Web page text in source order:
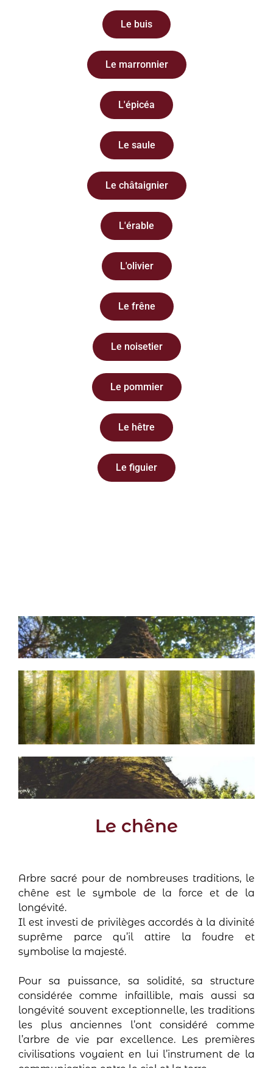
Le buis
Le marronnier
L'épicéa
Le saule
Le châtaignier
L'érable
L'olivier
Le frêne
Le noisetier
Le pommier
Le hêtre
Le figuier
Le chêne
Arbre sacré pour de nombreuses traditions, le
chêne est le symbole de la force et de la
longévité.
Il est investi de privilèges accordés à la divinité
suprême parce qu’il attire la foudre et
symbolise la majesté.
Pour sa puissance, sa solidité, sa structure
considérée comme infaillible, mais aussi sa
longévité souvent exceptionnelle, les traditions
les plus anciennes l’ont considéré comme
l’arbre de vie par excellence. Les premières
civilisations voyaient en lui l’instrument de la